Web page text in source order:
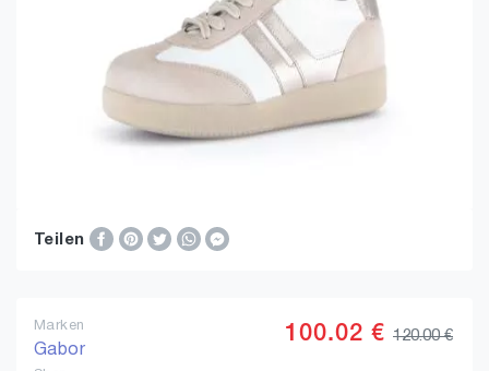
Teilen
Marken
Gabor
100.02 € 120.00 €